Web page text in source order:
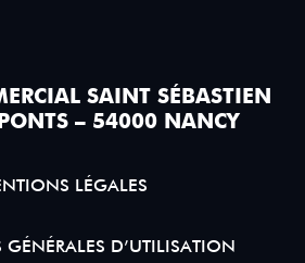
SAINT SÉBASTIEN
– 54000 NANCY
LÉGALES
D’UTILISATION